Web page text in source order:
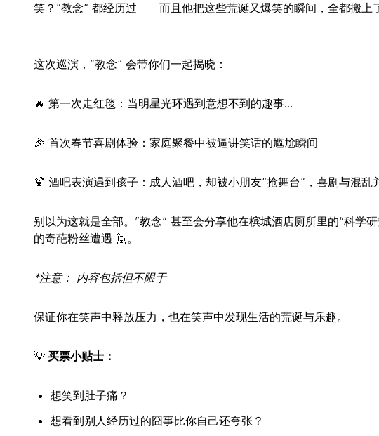
笑？”教念“ 都经历过——而且他把这些荒诞又爆笑的瞬间，全都搬上
这次巡演，”教念“ 会带你们一起揭晓：
🔥 第一次走红毯：当明星光环遇到意想不到的趣事…
🎉 首次春节喜剧体验：家庭聚餐中被逼讲笑话的尴尬瞬间
🍹 酒吧表演遇到孩子：成人酒吧，却被小朋友“抢舞台”，喜剧与混乱
别以为这就是全部。”教念“ 甚至会分享他在槟城酒店厕所里的“科学
的奇葩粉丝遭遇 🙋。
*注意： 内容包括但不限于
保证你在笑声中释放压力，也在笑声中发现生活的荒诞与乐趣。
💡 买票小贴士：
想笑到肚子痛？
想看到别人经历过的囧事比你自己还夸张？